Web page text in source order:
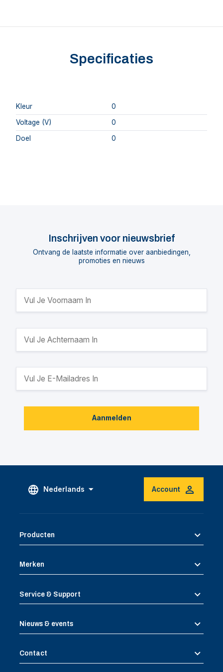
Specificaties
Kleur
0
Voltage (V)
0
Doel
0
Inschrijven voor nieuwsbrief
Ontvang de laatste informatie over aanbiedingen,
promoties en nieuws
Aanmelden
Nederlands Account
Producten
Merken
Service & Support
Nieuws & events
Contact